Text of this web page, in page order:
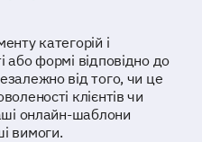
категорій і
або формі відповідно до
від того, чи це
клієнтів чи
онлайн-шаблони
вимоги.